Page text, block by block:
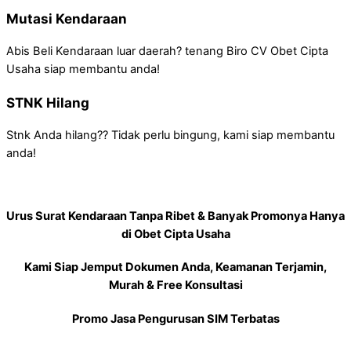
Mutasi Kendaraan
Abis Beli Kendaraan luar daerah? tenang Biro CV Obet Cipta
Usaha siap membantu anda!
STNK Hilang
Stnk Anda hilang?? Tidak perlu bingung, kami siap membantu
anda!
Urus Surat Kendaraan Tanpa Ribet & Banyak Promonya Hanya
di Obet Cipta Usaha
Kami Siap Jemput Dokumen Anda, Keamanan Terjamin,
Murah & Free Konsultasi
Promo Jasa Pengurusan SIM Terbatas